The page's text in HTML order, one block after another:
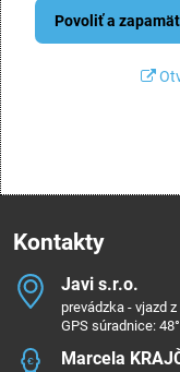
Povoliť a
Kontakty
Javi s​.r​.o​.
prevádzka - vjazd
GPS súradnice:
Marcela